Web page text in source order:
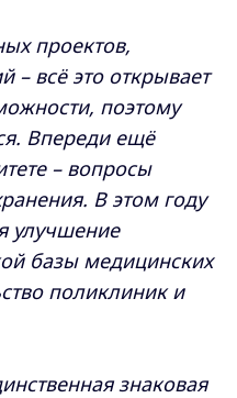
проектов,
– всё это открывает
поэтому
Впереди ещё
– вопросы
В этом году
улучшение
базы медицинских
поликлиник и
знаковая